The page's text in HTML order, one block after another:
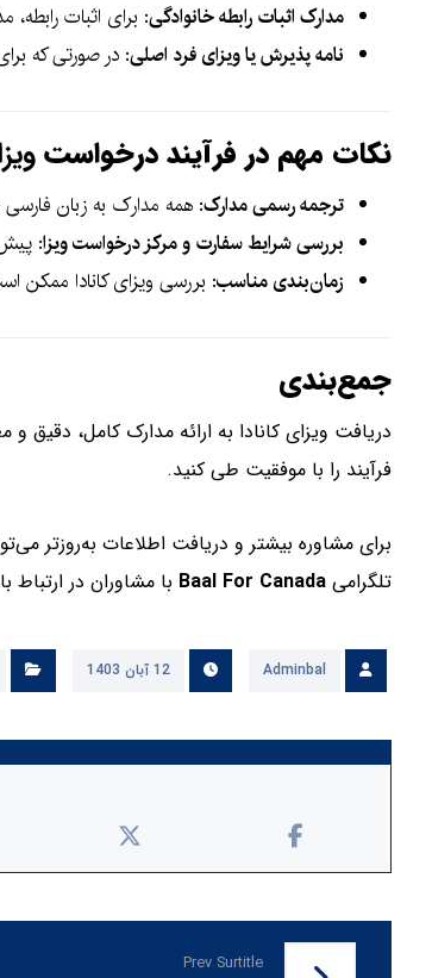
مدارک اثبات رابطه خانوادگی: برای اثبات
نامه پذیرش یا ویزای فرد اصلی: در صورتی که
نکات مهم در فرآیند درخواست
ترجمه رسمی مدارک: همه مدارک به زبان فارسی
بررسی شرایط سفارت و مرکز درخواست ویزا: پیش
زمان‌بندی مناسب: بررسی ویزای کانادا ممکن
جمع‌بندی
دریافت ویزای کانادا به ارائه مدارک کامل،
فرآیند را با موفقیت طی کنید.
برای مشاوره بیشتر و دریافت اطلاعات به‌روزتر
تلگرامی Baal For Canada با مشاوران در ارتباط
Adminbal 12 آبان 1403
Prev Surtitle